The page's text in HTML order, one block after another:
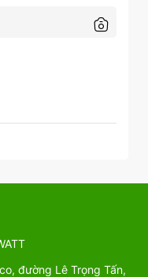
đường Lê Trọng Tấn,